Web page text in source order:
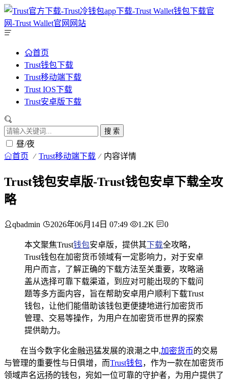
首页
Trust钱包下载
Trust移动端下载
Trust IOS下载
Trust安卓版下载
搜 索
昼/夜
首页 Trust移动端下载 内容详情
Trust钱包安卓版-Trust钱包安卓下载全攻
略
qbadmin 2026年06月14日 07:49 1.2K 0
本文聚焦Trust钱包安卓版，提供其下载全攻略，
Trust钱包在加密货币领域有一定影响力，对于安卓
用户而言，了解正确的下载方法至关重要，攻略涵
盖从选择可靠下载渠道，到应对可能出现的下载问
题等多方面内容，旨在帮助安卓用户顺利下载Trust
钱包，让他们能借助该钱包更便捷地进行加密货币
管理、交易等操作，为用户在加密货币世界的探索
提供助力。
在当今数字化金融迅猛发展的浪潮之中,加密货币的交易
与管理的重要性与日俱增，而Trust钱包，作为一款在加密货币
领域声名远扬的钱包，宛如一位可靠的守护者，为用户提供了